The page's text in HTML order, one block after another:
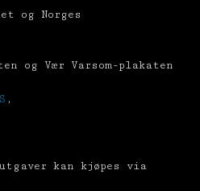
og Norges
og Vær Varsom-plakaten
,
kan kjøpes via